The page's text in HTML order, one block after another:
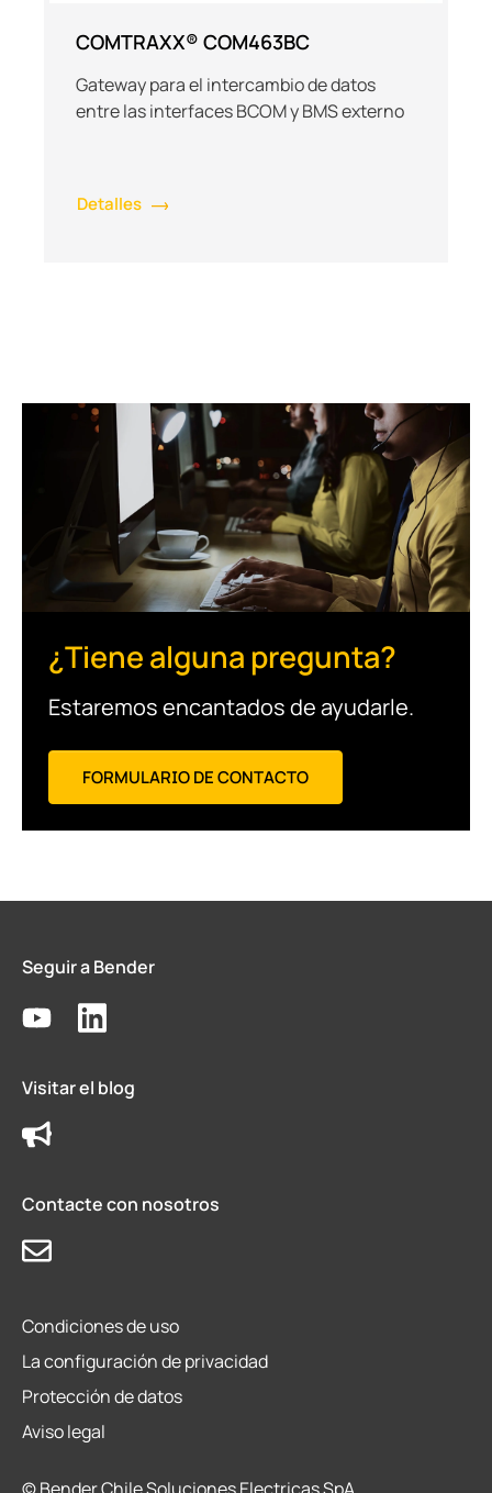
COMTRAXX® COM463BC
Gateway para el intercambio de datos
entre las interfaces BCOM y BMS externo
Detalles
¿Tiene alguna pregunta?
Estaremos encantados de ayudarle.
FORMULARIO DE CONTACTO
Seguir a Bender
Visitar el blog
Contacte con nosotros
Condiciones de uso
La configuración de privacidad
Protección de datos
Aviso legal
© Bender Chile Soluciones Electricas SpA